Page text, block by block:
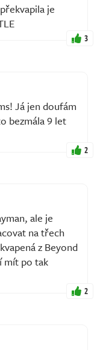
je
3
Já jen doufám
bezmála 9 let
2
ale je
na třech
z Beyond
mít po tak
2